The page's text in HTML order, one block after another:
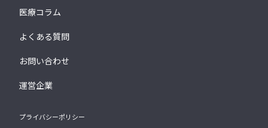
医療コラム
よくある質問
お問い合わせ
運営企業
プライバシーポリシー